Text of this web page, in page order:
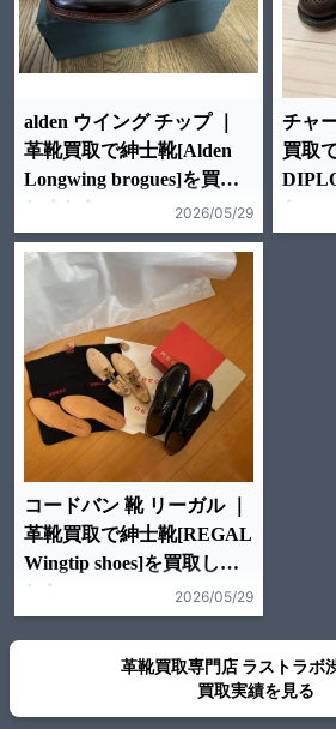
alden ウイング チップ ｜
革靴買取で紳士靴[Alden
Longwing brogues]を買取
しました。
2026/05/29
チャ
買取
た。
コードバン 靴 リーガル ｜
革靴買取で紳士靴[REGAL
Wingtip shoes]を買取しま
した。
2026/05/29
革靴買取専門店 ラストラボ
買取実績を見る